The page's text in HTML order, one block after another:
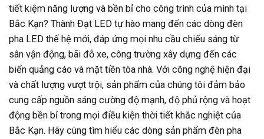
tiết kiệm năng lượng và bền bỉ cho công trình của mình tại
Bắc Kạn? Thành Đạt LED tự hào mang đến các dòng đèn
pha LED thế hệ mới, đáp ứng mọi nhu cầu chiếu sáng từ
sân vận động, bãi đỗ xe, công trường xây dựng đến các
biển quảng cáo và mặt tiền tòa nhà. Với công nghệ hiện đại
và chất lượng vượt trội, sản phẩm của chúng tôi đảm bảo
cung cấp nguồn sáng cường độ mạnh, độ phủ rộng và hoạt
động bền bỉ trong mọi điều kiện thời tiết khắc nghiệt của
Bắc Kạn. Hãy cùng tìm hiểu các dòng sản phẩm đèn pha